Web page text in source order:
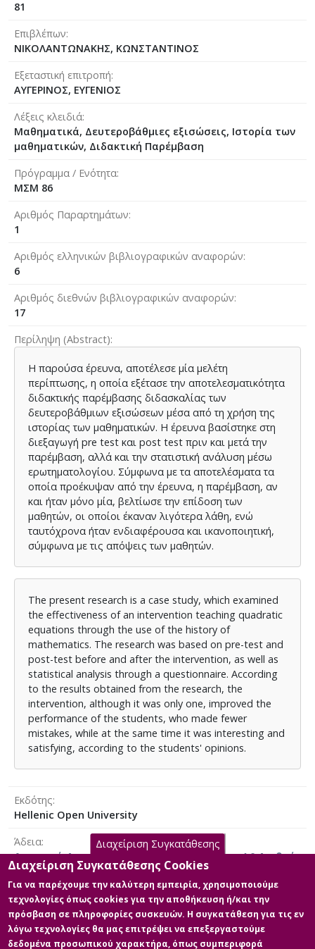
81
Επιβλέπων
ΝΙΚΟΛΑΝΤΩΝΑΚΗΣ, ΚΩΝΣΤΑΝΤΙΝΟΣ
Εξεταστική επιτροπή
ΑΥΓΕΡΙΝΟΣ, ΕΥΓΕΝΙΟΣ
Λέξεις κλειδιά
Μαθηματικά, Δευτεροβάθμιες εξισώσεις, Ιστορία των
μαθηματικών, Διδακτική Παρέμβαση
Πρόγραμμα / Ενότητα
ΜΣΜ 86
Αριθμός Παραρτημάτων
1
Αριθμός ελληνικών βιβλιογραφικών αναφορών
6
Αριθμός διεθνών βιβλιογραφικών αναφορών
17
Περίληψη (Abstract)
Η παρούσα έρευνα, αποτέλεσε μία μελέτη
περίπτωσης, η οποία εξέτασε την αποτελεσματικότητα
διδακτικής παρέμβασης διδασκαλίας των
δευτεροβάθμιων εξισώσεων μέσα από τη χρήση της
ιστορίας των μαθηματικών. Η έρευνα βασίστηκε στη
διεξαγωγή pre test και post test πριν και μετά την
παρέμβαση, αλλά και την στατιστική ανάλυση μέσω
ερωτηματολογίου. Σύμφωνα με τα αποτελέσματα τα
οποία προέκυψαν από την έρευνα, η παρέμβαση, αν
και ήταν μόνο μία, βελτίωσε την επίδοση των
μαθητών, οι οποίοι έκαναν λιγότερα λάθη, ενώ
ταυτόχρονα ήταν ενδιαφέρουσα και ικανοποιητική,
σύμφωνα με τις απόψεις των μαθητών.
The present research is a case study, which examined
the effectiveness of an intervention teaching quadratic
equations through the use of the history of
mathematics. The research was based on pre-test and
post-test before and after the intervention, as well as
statistical analysis through a questionnaire. According
to the results obtained from the research, the
intervention, although it was only one, improved the
performance of the students, who made fewer
mistakes, while at the same time it was interesting and
satisfying, according to the students' opinions.
Εκδότης
Hellenic Open University
Άδεια
Αναφορά Δημιουργού-Μη Εμπορική Χρήση 4.0 Διεθνές
Κύρια Αρχεία Διατριβής
Διαχείριση Συγκατάθεσης
Διαχείριση Συγκατάθεσης Cookies
Για να παρέχουμε την καλύτερη εμπειρία, χρησιμοποιούμε
τεχνολογίες όπως cookies για την αποθήκευση ή/και την
πρόσβαση σε πληροφορίες συσκευών. Η συγκατάθεση για τις εν
λόγω τεχνολογίες θα μας επιτρέψει να επεξεργαστούμε
δεδομένα προσωπικού χαρακτήρα, όπως συμπεριφορά